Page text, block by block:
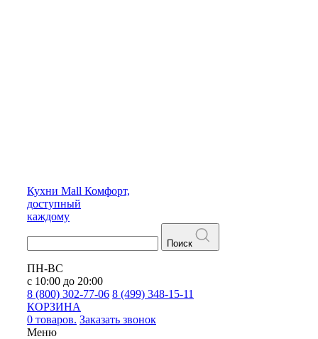
Кухни Mall Комфорт,
доступный
каждому
Поиск
ПН-ВС
с 10:00 до 20:00
8 (800) 302-77-06 8 (499) 348-15-11
КОРЗИНА
0 товаров. Заказать звонок
Меню